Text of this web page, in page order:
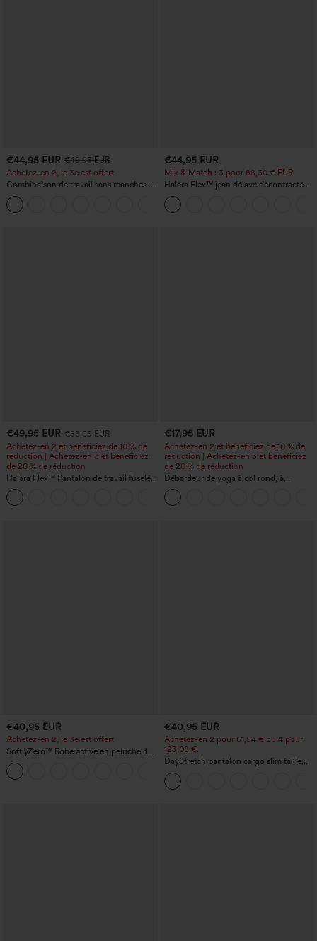
€44,95 EUR €49,95 EUR
Achetez-en 2, le 3e est offert
Combinaison de travail sans manches à
encolure bateau, côtés noués, toucher
frais, rayée, avec poches — Édition Easy
Peezy
€44,95 EUR
Mix & Match : 3 pour 88,30 € EUR
Halara Flex™ jean délavé décontracté
taille haute à poches, coupe baggy à
jambe large
€49,95 EUR €53,95 EUR
Achetez-en 2 et bénéficiez de 10 % de
réduction | Achetez-en 3 et bénéficiez
de 20 % de réduction
Halara Flex™ Pantalon de travail fuselé,
uni, taille haute, avec poches
€17,95 EUR
Achetez-en 2 et bénéficiez de 10 % de
réduction | Achetez-en 3 et bénéficiez
de 20 % de réduction
Débardeur de yoga à col rond, à
fronces, effet rafraîchissant - UPF50+
€40,95 EUR
Achetez-en 2, le 3e est offert
SoftlyZero™ Robe active en peluche dos
nu — Édition Hyper Facile
€40,95 EUR
Achetez-en 2 pour 61,54 € ou 4 pour
123,08 €.
DayStretch pantalon cargo slim taille
haute, poches zippées, uni